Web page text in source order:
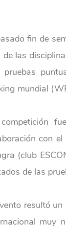
fin de
de las
pruebas
mundial
con
(club
de las
resultó
muy